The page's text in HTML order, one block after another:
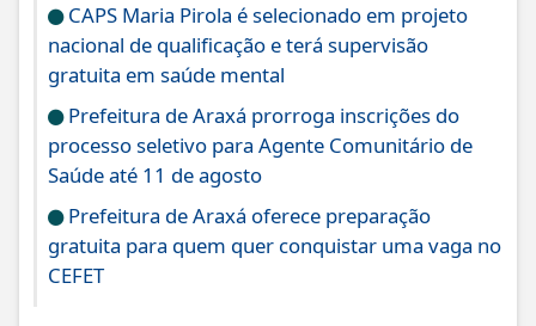
CAPS Maria Pirola é selecionado em projeto
nacional de qualificação e terá supervisão
gratuita em saúde mental
Prefeitura de Araxá prorroga inscrições do
processo seletivo para Agente Comunitário de
Saúde até 11 de agosto
Prefeitura de Araxá oferece preparação
gratuita para quem quer conquistar uma vaga no
CEFET